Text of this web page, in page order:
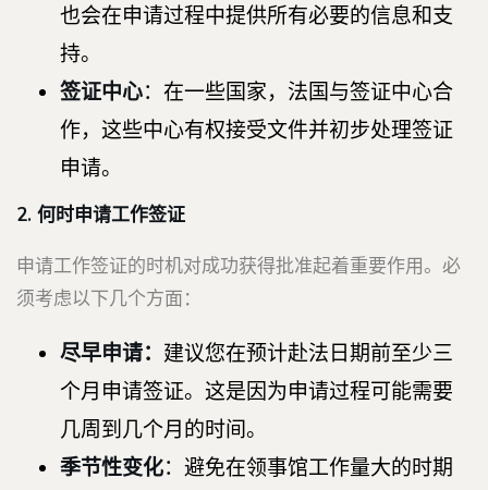
也会在申请过程中提供所有必要的信息和支
持。
签证中心：在一些国家，法国与签证中心合
作，这些中心有权接受文件并初步处理签证
申请。
2. 何时申请工作签证
申请工作签证的时机对成功获得批准起着重要作用。必
须考虑以下几个方面：
尽早申请： 建议您在预计赴法日期前至少三
个月申请签证。这是因为申请过程可能需要
几周到几个月的时间。
季节性变化：避免在领事馆工作量大的时期